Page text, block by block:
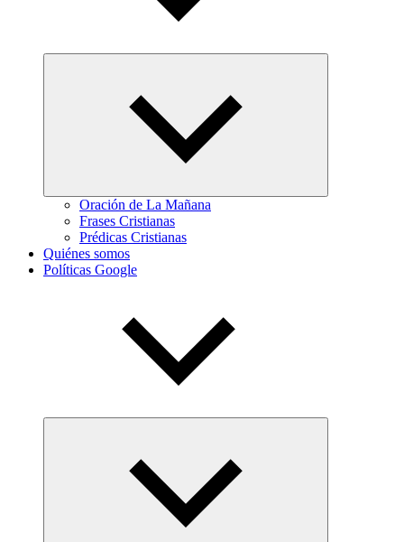
Oración de La Mañana
Frases Cristianas
Prédicas Cristianas
Quiénes somos
Políticas Google